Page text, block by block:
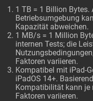
1 TB = 1 Billion Bytes.
Betriebsumgebung
Kapazität abweichen.
1 MB/s = 1 Million
internen Tests; die
Faktoren variieren.
Kompatibel mit iPad-
iPadOS 14+.
Kompatibilität kann je
Faktoren variieren.